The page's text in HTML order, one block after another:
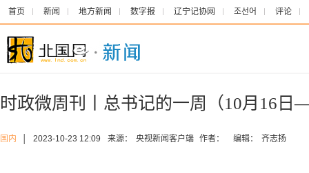
首页 新闻 地方新闻 数字报 辽宁记协网 조선어 评论
时政微周刊丨总书记的一周（10月16日
国内 2023-10-23 12:09 来源： 央视新闻客户端 作者： 编辑： 齐志扬